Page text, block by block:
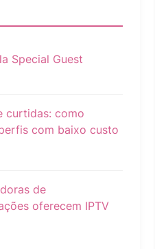
Special Guest
curtidas: como
com baixo custo
de
oferecem IPTV